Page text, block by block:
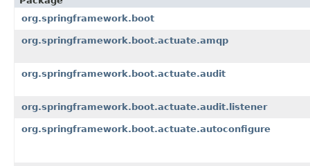
org.springframework.boot
org.springframework.boot.actuate.amqp
org.springframework.boot.actuate.audit
org.springframework.boot.actuate.audit.listener
org.springframework.boot.actuate.autoconfigure